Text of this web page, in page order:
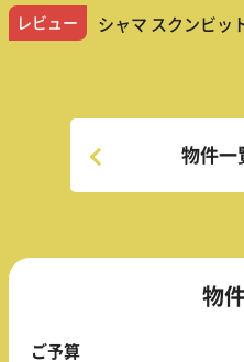
レビュー シャマ スクンビッ
物件一
物
ご予算